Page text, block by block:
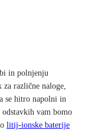
in polnjenju
za različne naloge,
se hitro napolni in
vam bomo
litij-ionske baterije